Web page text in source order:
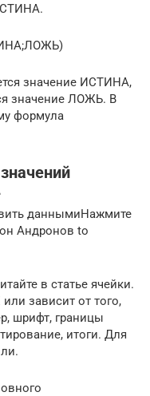
значение ИСТИНА,
значение ЛОЖЬ. В
формула
данными​Нажмите
Андронов​ to
в статье​​ ячейки.
зависит от того,​
шрифт, границы​
итоги. Для